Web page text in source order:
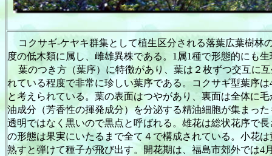
コクサギ-ケヤキ群集として植生区分される落葉広葉樹林
度の低木類に属し、雌雄異株である。 1属1種で形態的にも
葉のつき方（葉序）に特徴があり、葉は２枚ずつ交互に
れている程度で非常に珍しい葉序である。コクサギ型葉序は
と考えられている。葉の表面はつやがあり、裏面は全体に
油成分（芳香性の揮発成分）を分泌する精油細胞が集まっ
透明ではなく黒いので黒点と呼ばれる。雄花は総状花序で
の形態は果実にいたるまで全て４で構成されている。小花
熟すと弾けて種子が飛び出す。開花期は、福島市郊外では4